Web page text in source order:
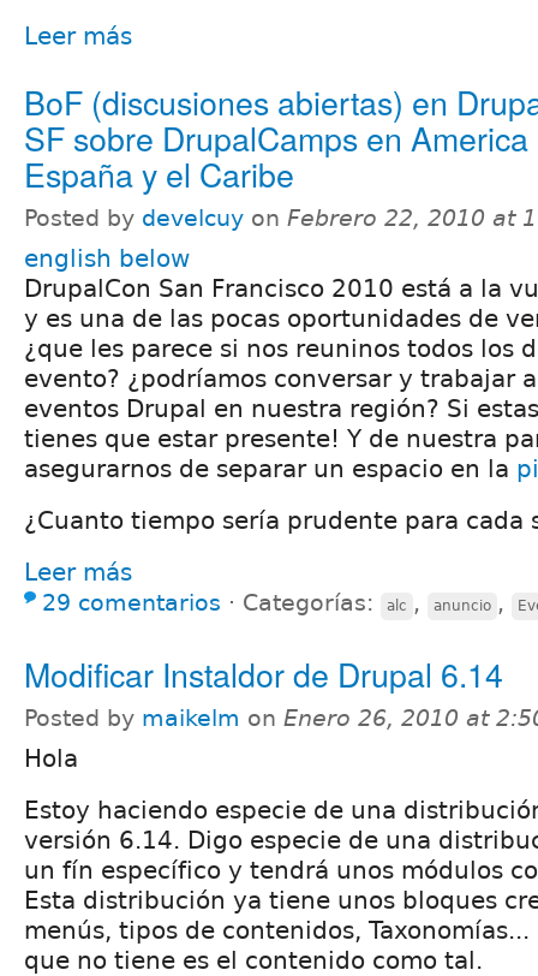
Leer más
BoF (discusiones abiertas) en
SF sobre DrupalCamps en
España y el Caribe
Posted by develcuy on Febrero 22, 2010 at
english below
DrupalCon San Francisco 2010 está a la
y es una de las pocas oportunidades de
¿que les parece si nos reuninos todos los
evento? ¿podríamos conversar y trabajar
eventos Drupal en nuestra región? Si
tienes que estar presente! Y de nuestra
asegurarnos de separar un espacio en la
¿Cuanto tiempo sería prudente para cada
Leer más
29 comentarios ⋅ Categorías: alc , anuncio ,
Modificar Instaldor de Drupal 6.14
Posted by maikelm on Enero 26, 2010 at
Hola
Estoy haciendo especie de una
versión 6.14. Digo especie de una
un fín específico y tendrá unos módulos
Esta distribución ya tiene unos bloques
menús, tipos de contenidos,
que no tiene es el contenido como tal.